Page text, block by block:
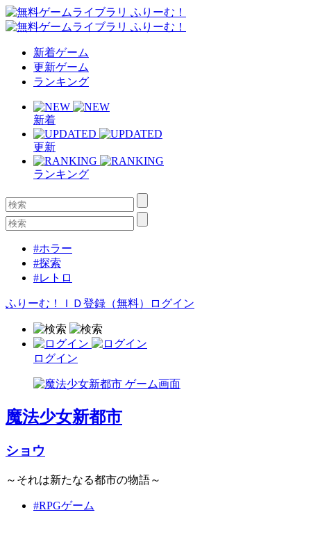
新着ゲーム
更新ゲーム
ランキング
新着
更新
ランキング
#ホラー
#探索
#レトロ
ふりーむ！ＩＤ登録（無料） ログイン
ログイン
魔法少女新都市
ショウ
～それは新たなる都市の物語～
#RPGゲーム